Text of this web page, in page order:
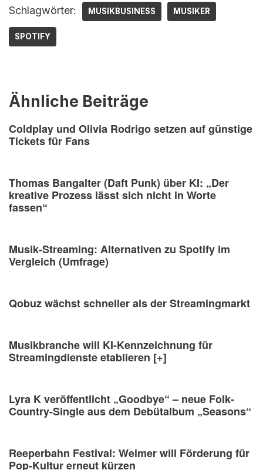
Schlagwörter: MUSIKBUSINESS MUSIKER
SPOTIFY
Ähnliche Beiträge
Coldplay und Olivia Rodrigo setzen auf günstige
Tickets für Fans
Thomas Bangalter (Daft Punk) über KI: „Der
kreative Prozess lässt sich nicht in Worte
fassen“
Musik-Streaming: Alternativen zu Spotify im
Vergleich (Umfrage)
Qobuz wächst schneller als der Streamingmarkt
Musikbranche will KI-Kennzeichnung für
Streamingdienste etablieren [+]
Lyra K veröffentlicht „Goodbye“ – neue Folk-
Country-Single aus dem Debütalbum „Seasons“
Reeperbahn Festival: Weimer will Förderung für
Pop-Kultur erneut kürzen